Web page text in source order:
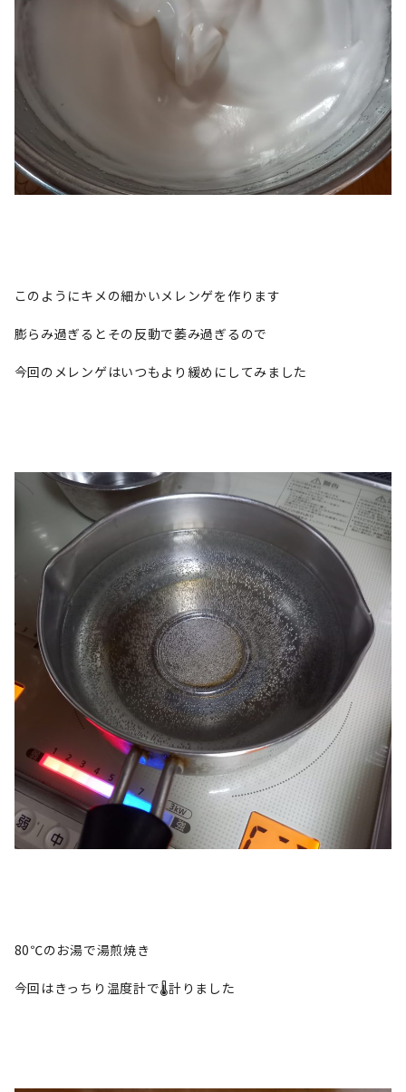
このようにキメの細かいメレンゲを作ります
膨らみ過ぎるとその反動で萎み過ぎるので
今回のメレンゲはいつもより緩めにしてみました
80℃のお湯で湯煎焼き
今回はきっちり温度計で🌡️計りました